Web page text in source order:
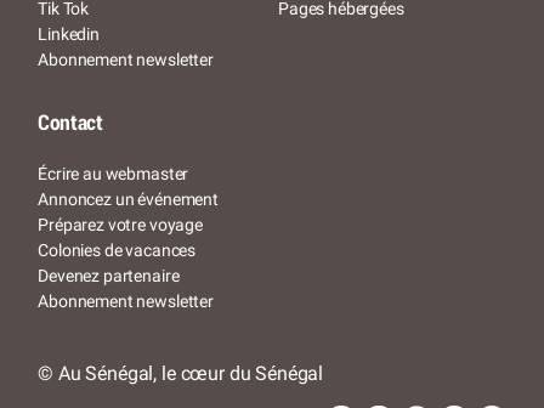
Tik Tok
Linkedin
Abonnement newsletter
Pages hébergées
Contact
Écrire au webmaster
Annoncez un événement
Préparez votre voyage
Colonies de vacances
Devenez partenaire
Abonnement newsletter
© Au Sénégal, le cœur du Sénégal